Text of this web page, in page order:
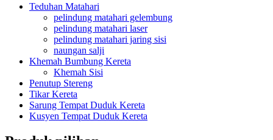
Teduhan Matahari
pelindung matahari gelembung
pelindung matahari laser
pelindung matahari jaring sisi
naungan salji
Khemah Bumbung Kereta
Khemah Sisi
Penutup Stereng
Tikar Kereta
Sarung Tempat Duduk Kereta
Kusyen Tempat Duduk Kereta